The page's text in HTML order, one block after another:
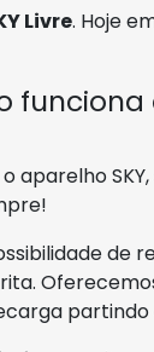
Livre. Hoje
funciona
aparelho
de
partindo